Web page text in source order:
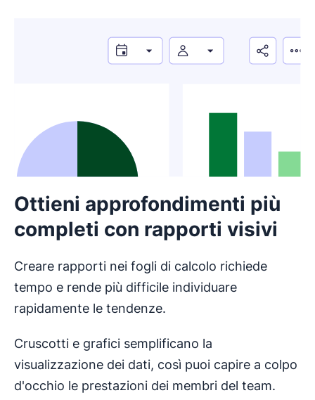
Ottieni approfondimenti più
completi con rapporti visivi
Creare rapporti nei fogli di calcolo richiede
tempo e rende più difficile individuare
rapidamente le tendenze.
Cruscotti e grafici semplificano la
visualizzazione dei dati, così puoi capire a colpo
d'occhio le prestazioni dei membri del team.